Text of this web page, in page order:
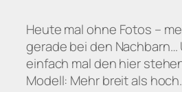
Heute mal ohne Fotos –
gerade bei den
einfach mal den hier
Modell: Mehr breit als hoch.